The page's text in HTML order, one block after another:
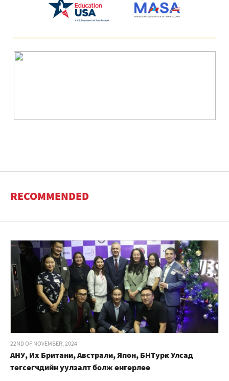
RECOMMENDED
22ND OF NOVEMBER, 2024
АНУ, Их Британи, Австрали, Япон, БНТурк Улсад
төгсөгчдийн уулзалт болж өнгөрлөө